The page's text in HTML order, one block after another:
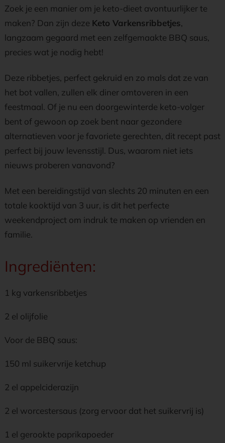
Zoek je een manier om je keto-dieet avontuurlijker te
maken? Dan zijn deze Keto Varkensribbetjes,
langzaam gegaard met een zelfgemaakte BBQ saus,
precies wat je nodig hebt!
Deze ribbetjes, perfect gekruid en zo mals dat ze van
het bot vallen, zullen elk diner omtoveren in een
feestmaal. Of je nu een doorgewinterde keto-volger
bent of gewoon op zoek bent naar gezondere
alternatieven voor je favoriete gerechten, dit recept past
perfect bij jouw levensstijl. Dus, waarom niet iets
nieuws proberen vanavond?
Met een bereidingstijd van slechts 20 minuten en een
totale kooktijd van 3 uur, is dit het perfecte
weekendproject om indruk te maken op vrienden en
familie.
Ingrediënten:
1 kg varkensribbetjes
2 el olijfolie
Voor de BBQ saus:
150 ml suikervrije ketchup
2 el appelciderazijn
2 el worcestersaus (zorg ervoor dat het suikervrij is)
1 el gerookte paprikapoeder